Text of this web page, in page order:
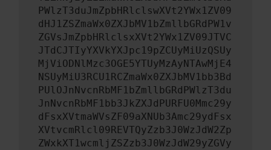
PWlzT3duJmZpbHRlclswXVt2YWx1ZV09
dHJ1ZSZmaWx0ZXJbMV1bZmllbGRdPW1v
ZGVsJmZpbHRlclsxXVt2YWx1ZV09JTVC
JTdCJTIyYXVkYXJpc19pZCUyMiUzQSUy
MjViODNlMzc3OGE5YTUyMzAyNTAwMjE4
NSUyMiU3RCU1RCZmaWx0ZXJbMV1bb3Bd
PUlOJnNvcnRbMF1bZmllbGRdPWlzT3du
JnNvcnRbMF1bb3JkZXJdPURFU0Mmc29y
dFsxXVtmaWVsZF09aXNUb3Amc29ydFsx
XVtvcmRlcl09REVTQyZzb3J0WzJdW2Zp
ZWxkXT1wcmljZSZzb3J0WzJdW29yZGVy